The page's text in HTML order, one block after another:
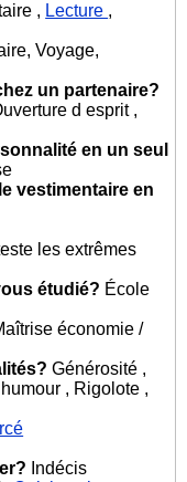
, Lecture ,
Voyage,
un partenaire?
d esprit ,
en un seul
vestimentaire en
les extrêmes
étudié? École
économie /
Générosité ,
, Rigolote ,
Indécis